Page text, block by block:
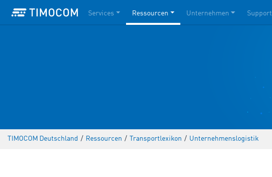
Services Ressourcen Unternehmen Support
TIMOCOM Deutschland / Ressourcen / Transportlexikon / Unternehmenslogistik